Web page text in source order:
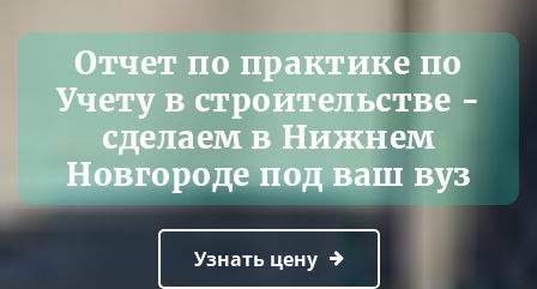
Отчет по практике по
Учету в строительстве -
сделаем в Нижнем
Новгороде под ваш вуз
Узнать цену